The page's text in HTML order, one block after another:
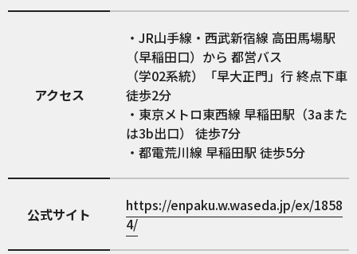
アクセス
・JR山手線・西武新宿線 高田馬場駅
（早稲田口）から 都営バス
（学02系統）「早大正門」行 終点下車
徒歩2分
・東京メトロ東西線 早稲田駅（3aまた
は3b出口） 徒歩7分
・都電荒川線 早稲田駅 徒歩5分
公式サイト
https://enpaku.w.waseda.jp/ex/1858
4/